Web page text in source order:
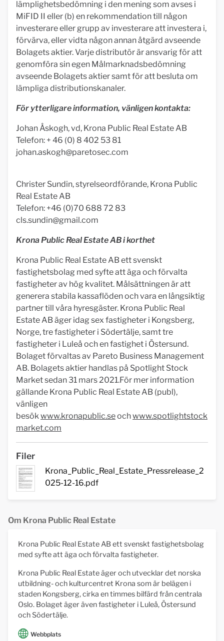
lämplighetsbedömning i den mening som avses i
MiFID II eller (b) en rekommendation till någon
investerare eller grupp av investerare att investera i,
förvärva, eller vidta någon annan åtgärd avseende
Bolagets aktier. Varje distributör är ansvarig för att
genomföra sin egen Målmarknadsbedömning
avseende Bolagets aktier samt för att besluta om
lämpliga distributionskanaler.
För ytterligare information, vänligen kontakta:
Johan Åskogh, vd, Krona Public Real Estate AB
Telefon: + 46 (0) 8 402 53 81
johan.askogh@paretosec.com
Christer Sundin, styrelseordförande, Krona Public
Real Estate AB
Telefon: +46 (0)70 688 72 83
cls.sundin@gmail.com
Krona Public Real Estate AB i korthet
Krona Public Real Estate AB ett svenskt
fastighetsbolag med syfte att äga och förvalta
fastigheter av hög kvalitet. Målsättningen är att
generera stabila kassaflöden och vara en långsiktig
partner till våra hyresgäster. Krona Public Real
Estate AB äger idag sex fastigheter i Kongsberg,
Norge, tre fastigheter i Södertälje, samt tre
fastigheter i Luleå och en fastighet i Östersund.
Bolaget förvaltas av Pareto Business Management
AB. Bolagets aktier handlas på Spotlight Stock
Market sedan 31 mars 2021.För mer information
gällande Krona Public Real Estate AB (publ),
vänligen
besökwww.kronapublic.seochwww.spotlightstock
market.com
Filer
Krona_Public_Real_Estate_Pressrelease_2
025-12-16.pdf
Om Krona Public Real Estate
Krona Public Real Estate AB ett svenskt fastighetsbolag
med syfte att äga och förvalta fastigheter.
Krona Public Real Estate äger och utvecklar det norska
utbildning- och kulturcentret Krona som är belägen i
staden Kongsberg, cirka en timmes bilfärd från centrala
Oslo. Bolaget äger även fastigheter i Luleå, Östersund
och Södertälje.
Webbplats